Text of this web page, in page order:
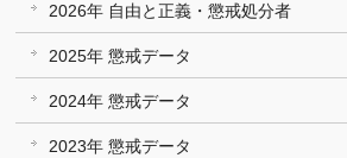
2026年 自由と正義・懲戒処分者
2025年 懲戒データ
2024年 懲戒データ
2023年 懲戒データ